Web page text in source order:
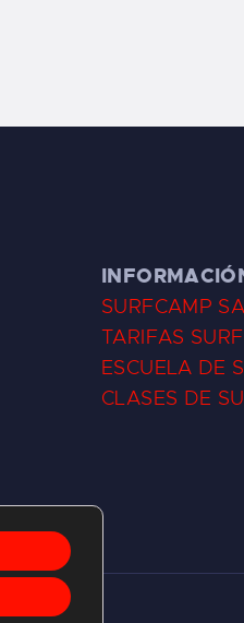
SURFCAMP
TARIFAS
ESCUELA DE
CLASES DE